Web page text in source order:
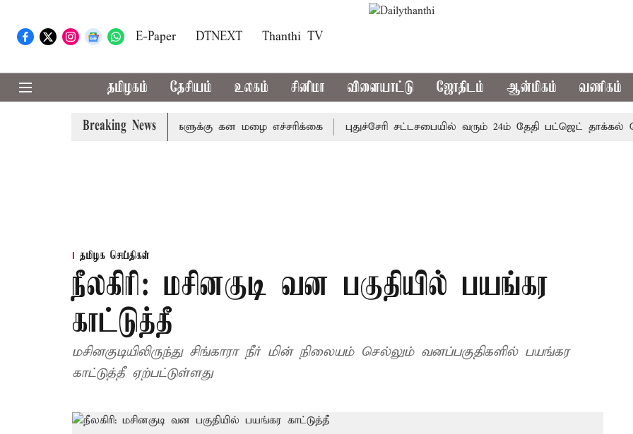
E-Paper DTNEXT Thanthi TV
தமிழகம் தேசியம் உலகம் சினிமா விளையாட்டு ஜோதிடம் ஆன்மிகம் வணிகம்
Breaking News
ஆகிய மாவட்டங்களுக்கு கன மழை எச்சரிக்கை புதுச்சேரி சட்டசபையில் வரும் 24ம் தேதி பட்ஜெட் தாக்கல்
தமிழக செய்திகள்
நீலகிரி: மசினகுடி வன பகுதியில் பயங்கர
காட்டுத்தீ
மசினகுடியிலிருந்து சிங்காரா நீர் மின் நிலையம் செல்லும் வனப்பகுதிகளில் பயங்கர
காட்டுத்தீ ஏற்பட்டுள்ளது